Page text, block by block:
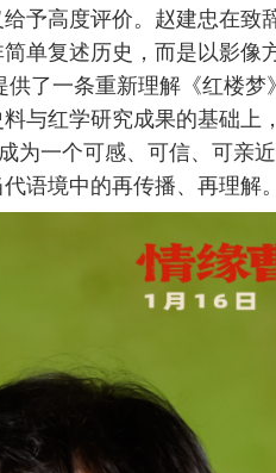
予高度评价。赵建忠在致
单复述历史，而是以影像
了一条重新理解《红楼梦
与红学研究成果的基础上
为一个可感、可信、可亲
语境中的再传播、再理解。